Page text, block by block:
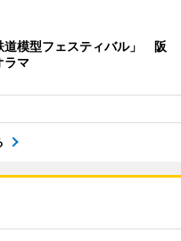
道模型フェスティバル」 阪
ラマ